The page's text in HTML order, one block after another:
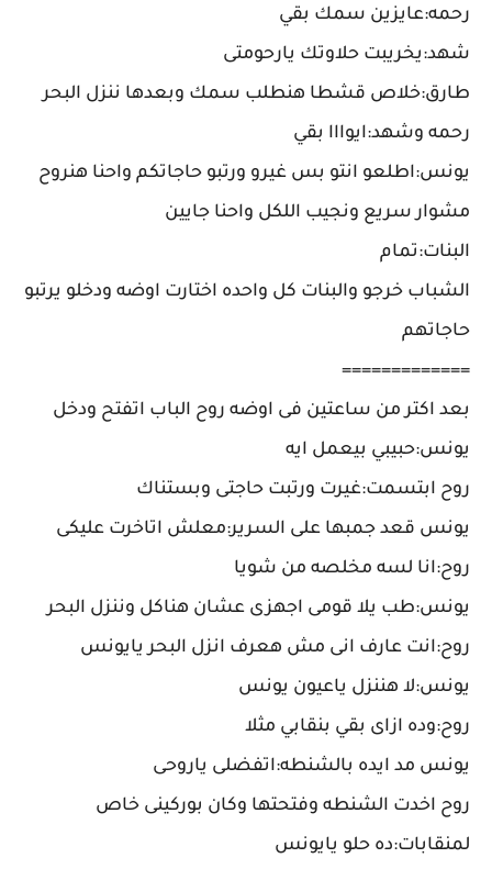
رحمه:عايزين سمك بقي
شهد:يخريبت حلاوتك يارحومتى
طارق:خلاص قشطا هنطلب سمك وبعدها ننزل البحر
رحمه وشهد:ايوااا بقي
يونس:اطلعو انتو بس غيرو ورتبو حاجاتكم واحنا هنروح
مشوار سريع ونجيب اللكل واحنا جايين
البنات:تمام
الشباب خرجو والبنات كل واحده اختارت اوضه ودخلو يرتبو
حاجاتهم
=============
بعد اكتر من ساعتين فى اوضه روح الباب اتفتح ودخل
يونس:حبيبي بيعمل ايه
روح ابتسمت:غيرت ورتبت حاجتى وبستناك
يونس قعد جمبها على السرير:معلش اتاخرت عليكى
روح:انا لسه مخلصه من شويا
يونس:طب يلا قومى اجهزى عشان هناكل وننزل البحر
روح:انت عارف انى مش هعرف انزل البحر يايونس
يونس:لا هننزل ياعيون يونس
روح:وده ازاى بقي بنقابي مثلا
يونس مد ايده بالشنطه:اتفضلى ياروحى
روح اخدت الشنطه وفتحتها وكان بوركينى خاص
لمنقابات:ده حلو يايونس